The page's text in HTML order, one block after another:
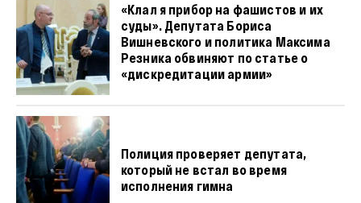
«Клал я прибор на фашистов и их
суды». Депутата Бориса
Вишневского и политика Максима
Резника обвиняют по статье о
«дискредитации армии»
Полиция проверяет депутата,
который не встал во время
исполнения гимна